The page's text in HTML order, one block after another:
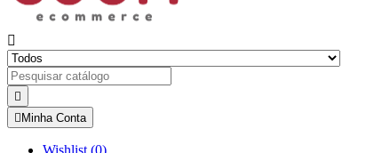


 Minha Conta
Wishlist (0)